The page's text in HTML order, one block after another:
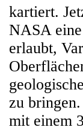
kartiert.
NASA
erlaubt,
zu
mit einem